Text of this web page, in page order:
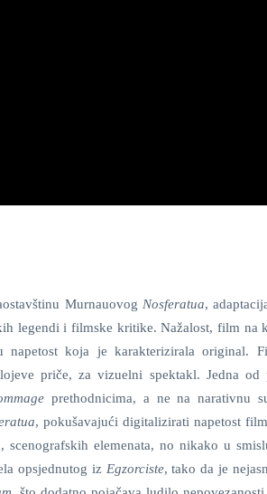
Murnauovog Nosferatua,
legendi i filmske kritike. Nažalost, film na
koja je karakterizirala original.
priče, za vizuelni spektakl. Jedna
prethodnicima, a ne na narativnu
, pokušavajući digitalizirati napetost
elemenata, no nikako u
opsjednutog iz Egzorciste, tako da je